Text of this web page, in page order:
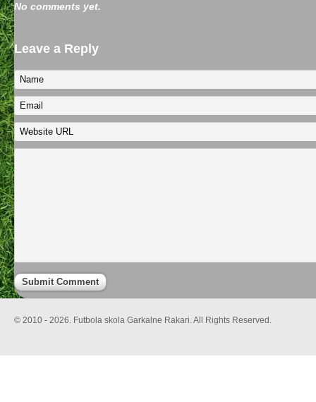
No comments yet.
Leave a Reply
© 2010 - 2026. Futbola skola Garkalne Rakari. All Rights Reserved.